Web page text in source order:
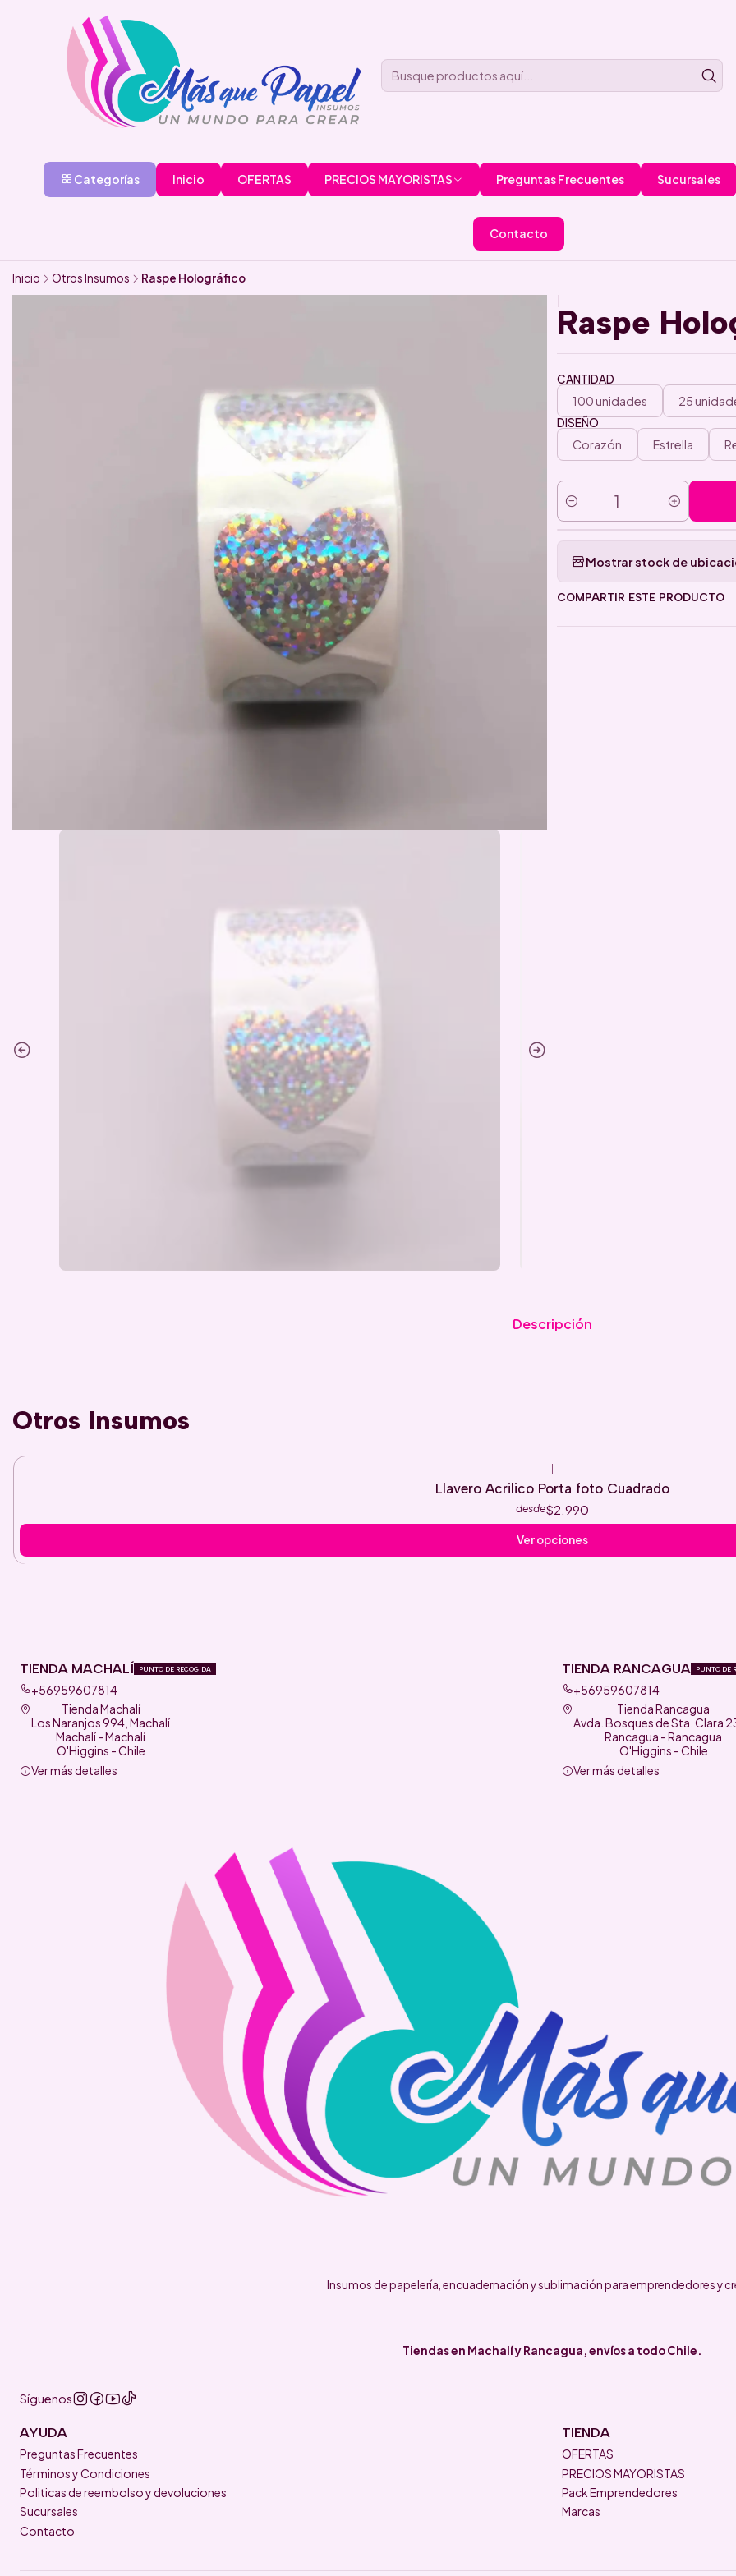
Categorías Inicio OFERTAS PRECIOS MAYORISTAS Preguntas Frecuentes Sucursales
Contacto
Inicio Otros Insumos
Raspe Holográfico
Raspe
CANTIDAD
100 unidades 25
DISEÑO
Corazón Estrella
Cantidad
Mostrar stock de
COMPARTIR ESTE PRODUCTO
Descripción
Otros Insumos
Llavero Acrilico Porta foto Cuadrado
desde$2.990
Ver opciones
TIENDA MACHALÍ PUNTO DE RECOGIDA
+56959607814
Tienda Machalí
Los Naranjos 994, Machalí
Machalí - Machalí
O'Higgins - Chile
Ver más detalles
TIENDA RANCAGUA PUNTO DE
+56959607814
Tienda Rancagua
Avda. Bosques de Sta. Clara
Rancagua - Rancagua
O'Higgins - Chile
Ver más detalles
Insumos de papelería, encuadernación y sublimación para emprendedores y
Tiendas en Machalí y Rancagua, envíos a todo Chile.
Síguenos
AYUDA
Preguntas Frecuentes
Términos y Condiciones
Politicas de reembolso y devoluciones
Sucursales
Contacto
TIENDA
OFERTAS
PRECIOS MAYORISTAS
Pack Emprendedores
Marcas